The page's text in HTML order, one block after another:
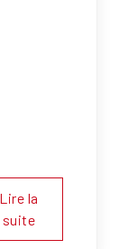
Lire la
suite